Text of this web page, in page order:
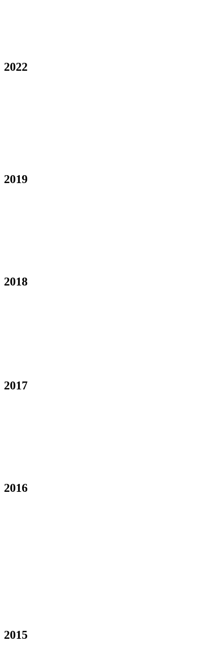
2022
2019
2018
2017
2016
2015